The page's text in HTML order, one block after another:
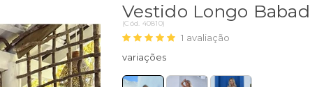
Vestido Longo
(Cód. 40810)
1 avaliação